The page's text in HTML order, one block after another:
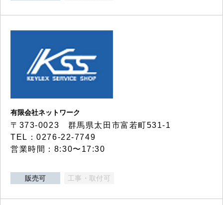
有限会社ネットワーク
〒373-0023 群馬県太田市富若町531-1
TEL：0276-22-7749
営業時間：8:30〜17:30
販売可 工事・取付可